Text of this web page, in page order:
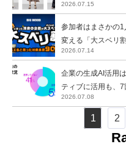
2026.07.15
参加者はまさかの
変える「大スベリ
2026.07.14
企業の生成AI活用
ティブに活用も、
2026.07.08
1 2